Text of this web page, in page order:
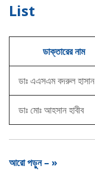
List
ডাক্তারের নাম
ডাঃ এএসএম বদরুল হাসান
ডাঃ মোঃ আহসান হাবীব
আরো পড়ুন – »